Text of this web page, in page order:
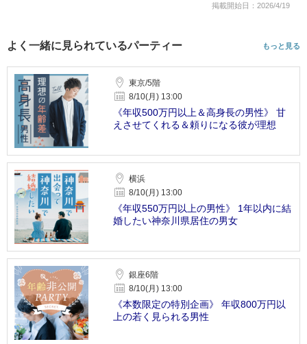
掲載開始日：2026/4/19
よく一緒に見られているパーティー もっと見る
東京/5階
8/10(月) 13:00
《年収500万円以上＆高身長の男性》 甘
えさせてくれる＆頼りになる彼が理想
横浜
8/10(月) 13:00
《年収550万円以上の男性》 1年以内に結
婚したい神奈川県居住の男女
銀座6階
8/10(月) 13:00
《本数限定の特別企画》 年収800万円以
上の若く見られる男性